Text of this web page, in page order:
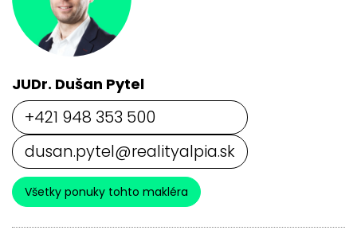
JUDr. Dušan Pytel
+421 948 353 500
dusan.pytel@realityalpia.sk
Všetky ponuky tohto makléra